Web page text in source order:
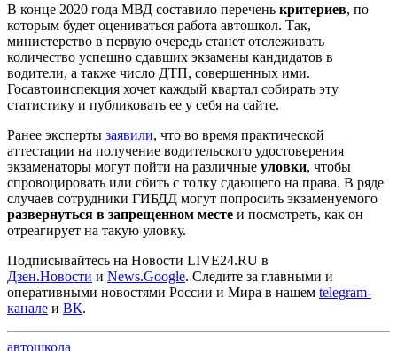
В конце 2020 года МВД составило перечень критериев, по
которым будет оцениваться работа автошкол. Так,
министерство в первую очередь станет отслеживать
количество успешно сдавших экзамены кандидатов в
водители, а также число ДТП, совершенных ими.
Госавтоинспекция хочет каждый квартал собирать эту
статистику и публиковать ее у себя на сайте.
Ранее эксперты заявили, что во время практической
аттестации на получение водительского удостоверения
экзаменаторы могут пойти на различные уловки, чтобы
спровоцировать или сбить с толку сдающего на права. В ряде
случаев сотрудники ГИБДД могут попросить экзаменуемого
развернуться в запрещенном месте и посмотреть, как он
отреагирует на такую уловку.
Подписывайтесь на Новости LIVE24.RU в
Дзен.Новости и News.Google. Следите за главными и
оперативными новостями России и Мира в нашем telegram-
канале и ВК.
автошкола